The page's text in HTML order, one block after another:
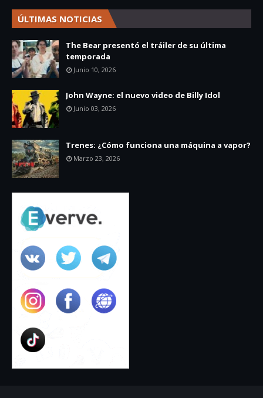
ÚLTIMAS NOTICIAS
The Bear presentó el tráiler de su última
temporada
Junio 10, 2026
John Wayne: el nuevo video de Billy Idol
Junio 03, 2026
Trenes: ¿Cómo funciona una máquina a vapor?
Marzo 23, 2026